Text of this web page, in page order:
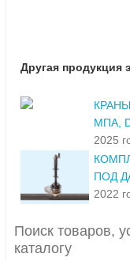
Другая продукция
МПА,
2025
ПОД
2022
Поиск товаров,
каталогу